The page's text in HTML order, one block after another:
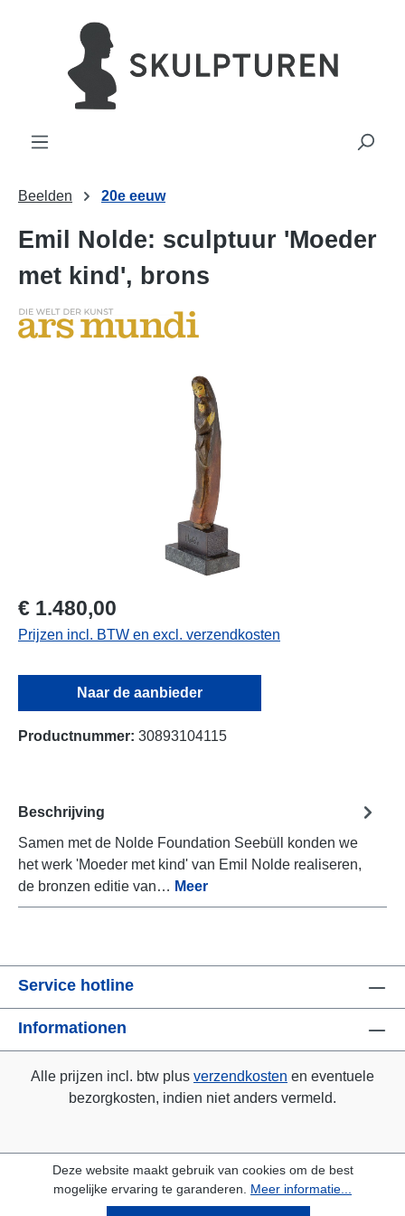
Beelden 20e eeuw
Emil Nolde: sculptuur 'Moeder
met kind', brons
Afbeeldingengalerij overslaan
€ 1.480,00
Prijzen incl. BTW en excl. verzendkosten
Naar de aanbieder
Productnummer: 30893104115
Beschrijving
Samen met de Nolde Foundation Seebüll konden we
het werk 'Moeder met kind' van Emil Nolde realiseren,
de bronzen editie van… Meer
Service hotline
Informationen
Alle prijzen incl. btw plus verzendkosten en eventuele
bezorgkosten, indien niet anders vermeld.
Deze website maakt gebruik van cookies om de best
mogelijke ervaring te garanderen. Meer informatie...